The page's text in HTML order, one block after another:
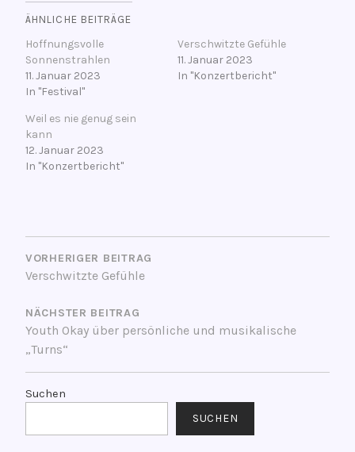
ÄHNLICHE BEITRÄGE
Hoffnungsvolle
Sonnenstrahlen
11. Januar 2023
In "Festival"
Verschwitzte Gefühle
11. Januar 2023
In "Konzertbericht"
Weil es nie genug sein
kann
12. Januar 2023
In "Konzertbericht"
e
r
s
h
l
a
g
w
BEITRAGSNAVIGATION
VORHERIGER BEITRAG
Verschwitzte Gefühle
NÄCHSTER BEITRAG
Youth Okay über persönliche und musikalische
„Turns“
Suchen
SUCHEN